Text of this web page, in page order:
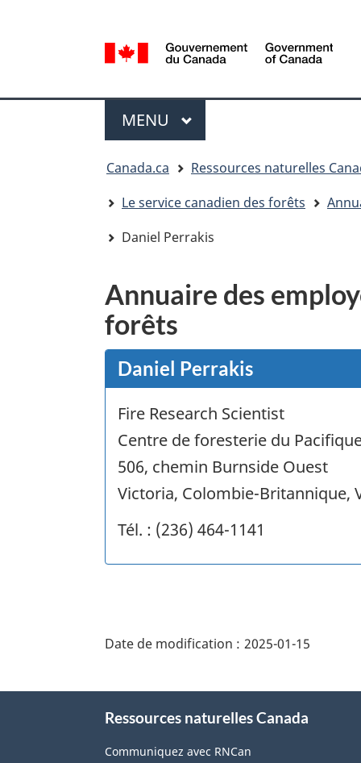
de
la
Government
MENU PRINCIPAL
Canada.ca
Ressources naturelles
Le service canadien des forêts
Daniel Perrakis
Annuaire des
forêts
Daniel Perrakis
Fire Research Scientist
Centre de foresterie du
506, chemin Burnside Ouest
Victoria, Colombie-Britannique,
Tél. : (236) 464-1141
de
page"
Date de modification : 2025-01-15
Ressources naturelles Canada
Communiquez avec RNCan